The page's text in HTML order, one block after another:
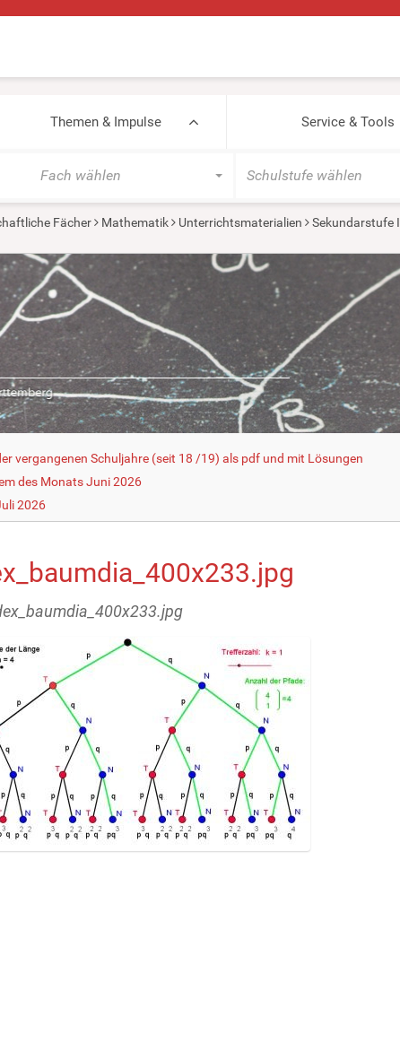
Themen & Impulse Service & Tools
Fach wählen Schulstufe wählen
Fächer Mathematik Unterrichtsmaterialien Sekundarstufe I
vergangenen Schuljahre (seit 18 /19) als pdf und mit Lösungen
des Monats Juni 2026
2026